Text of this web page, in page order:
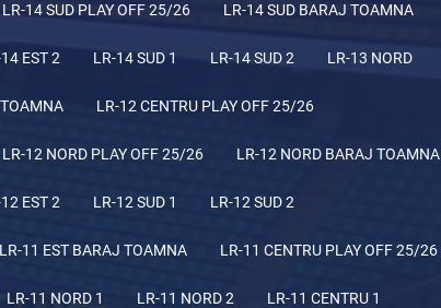
LR-14 SUD PLAY OFF 25/26 LR-14 SUD BARAJ TOAMNA
EST 2 LR-14 SUD 1 LR-14 SUD 2 LR-13 NORD
LR-12 CENTRU PLAY OFF 25/26
LR-12 NORD PLAY OFF 25/26 LR-12 NORD BARAJ TOAMNA
EST 2 LR-12 SUD 1 LR-12 SUD 2
LR-11 EST BARAJ TOAMNA LR-11 CENTRU PLAY OFF 25/26
LR-11 NORD 1 LR-11 NORD 2 LR-11 CENTRU 1